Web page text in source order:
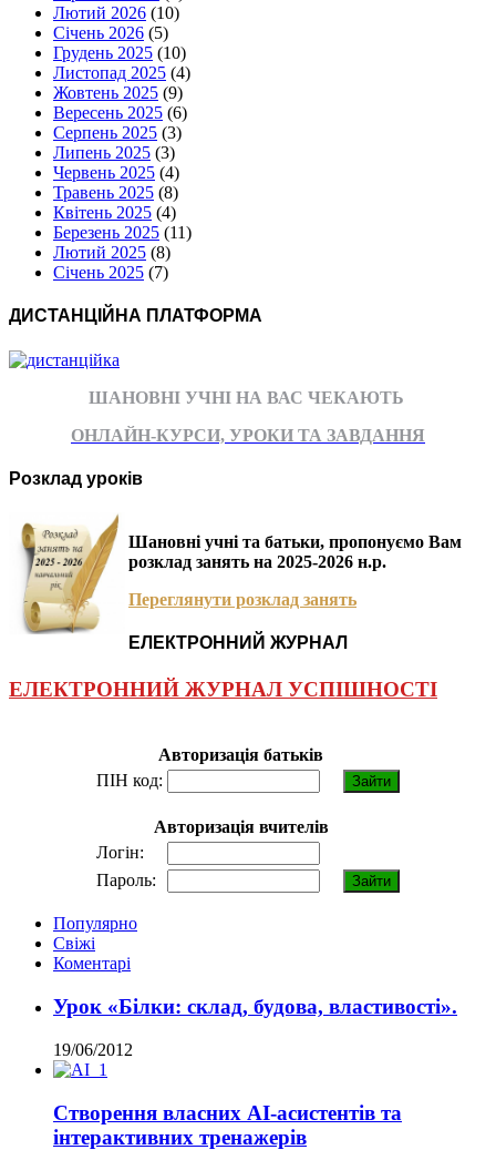
Лютий 2026 (10)
Січень 2026 (5)
Грудень 2025 (10)
Листопад 2025 (4)
Жовтень 2025 (9)
Вересень 2025 (6)
Серпень 2025 (3)
Липень 2025 (3)
Червень 2025 (4)
Травень 2025 (8)
Квітень 2025 (4)
Березень 2025 (11)
Лютий 2025 (8)
Січень 2025 (7)
ДИСТАНЦІЙНА ПЛАТФОРМА
ШАНОВНІ УЧНІ НА ВАС ЧЕКАЮТЬ
ОНЛАЙН-КУРСИ, УРОКИ ТА ЗАВДАННЯ
Розклад уроків
Шановні учні та батьки, пропонуємо Вам
розклад занять на 2025-2026 н.р.
Переглянути розклад занять
ЕЛЕКТРОННИЙ ЖУРНАЛ
ЕЛЕКТРОННИЙ ЖУРНАЛ УСПІШНОСТІ
Авторизація батьків
ПІН код:
Авторизація вчителів
Логін:
Пароль:
Популярно
Свіжі
Коментарі
Урок «Білки: склад, будова, властивості».
19/06/2012
Створення власних AI-асистентів та
інтерактивних тренажерів